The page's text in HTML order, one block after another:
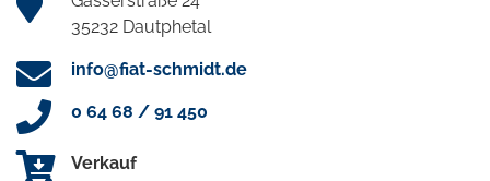
35232 Dautphetal
info@fiat-schmidt.de
0 64 68 / 91 450
Verkauf